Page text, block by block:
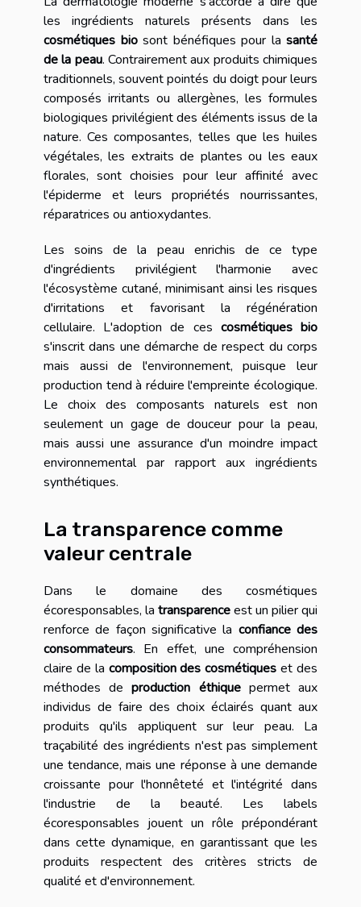
les ingrédients naturels présents dans les
cosmétiques biosont bénéfiques pour la santé
de la peau. Contrairement aux produits chimiques
traditionnels, souvent pointés du doigt pour leurs
composés irritants ou allergènes, les formules
biologiques privilégient des éléments issus de la
nature. Ces composantes, telles que les huiles
végétales, les extraits de plantes ou les eaux
florales, sont choisies pour leur affinité avec
l'épiderme et leurs propriétés nourrissantes,
réparatrices ou antioxydantes.
Les soins de la peau enrichis de ce type
d'ingrédients privilégient l'harmonie avec
l'écosystème cutané, minimisant ainsi les risques
d'irritations et favorisant la régénération
cellulaire. L'adoption de ces cosmétiques bio
s'inscrit dans une démarche de respect du corps
mais aussi de l'environnement, puisque leur
production tend à réduire l'empreinte écologique.
Le choix des composants naturels est non
seulement un gage de douceur pour la peau,
mais aussi une assurance d'un moindre impact
environnemental par rapport aux ingrédients
synthétiques.
La transparence comme
valeur centrale
Dans le domaine des cosmétiques
écoresponsables, la transparenceest un pilier qui
renforce de façon significative la confiance des
consommateurs. En effet, une compréhension
claire de la composition des cosmétiques et des
méthodes deproduction éthiquepermet aux
individus de faire des choix éclairés quant aux
produits qu'ils appliquent sur leur peau. La
traçabilité des ingrédients n'est pas simplement
une tendance, mais une réponse à une demande
croissante pour l'honnêteté et l'intégrité dans
l'industrie de la beauté. Les labels
écoresponsables jouent un rôle prépondérant
dans cette dynamique, en garantissant que les
produits respectent des critères stricts de
qualité et d'environnement.